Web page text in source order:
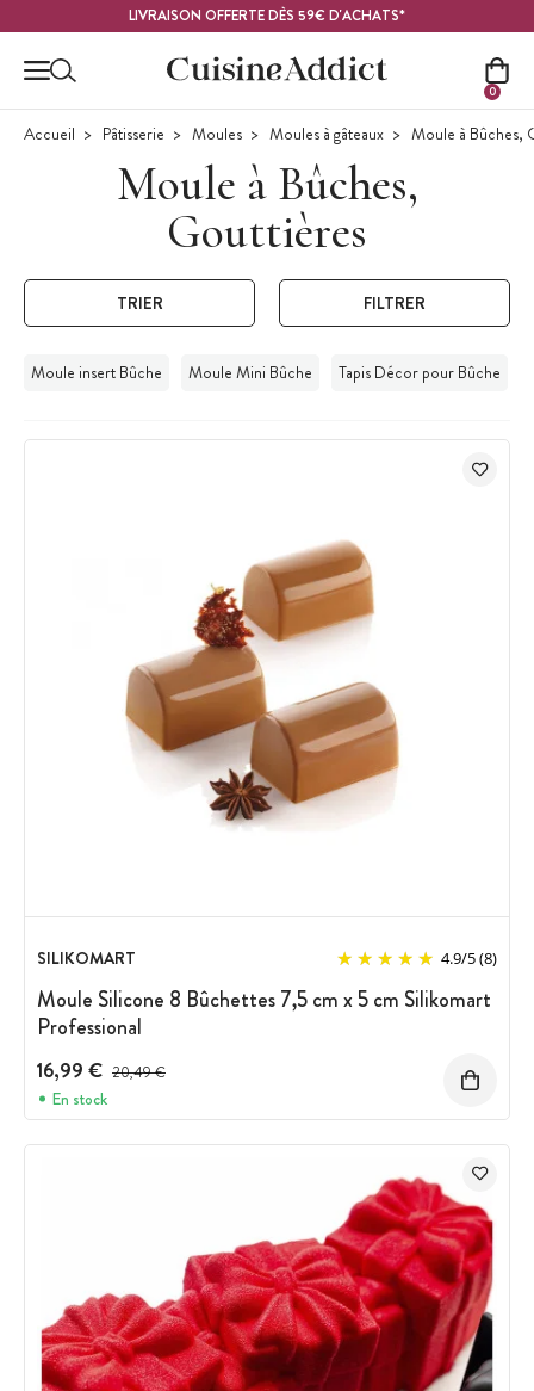
LIVRAISON OFFERTE DÈS 59€ D'ACHATS*
0
Accueil Pâtisserie Moules Moules à gâteaux Moule à Bûches,
Moule à Bûches,
Gouttières
TRIER FILTRER
Moule insert Bûche Moule Mini Bûche Tapis Décor pour Bûche
SILIKOMART 4.9/5(8)
Moule Silicone 8 Bûchettes 7,5 cm x 5 cm Silikomart
Professional
16,99 € Prix avant réduction :
20,49 €
En stock